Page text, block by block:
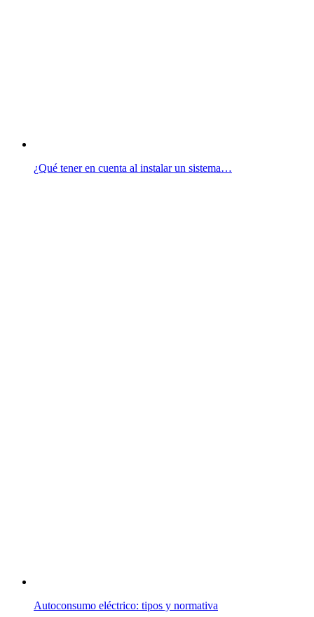
¿Qué tener en cuenta al instalar un sistema…
Autoconsumo eléctrico: tipos y normativa